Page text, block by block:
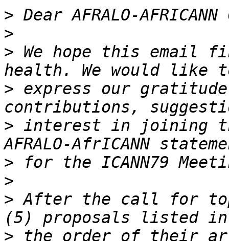
>
>
> We hope this email
> express our
> interest in joining
>
>
> After the call for
>